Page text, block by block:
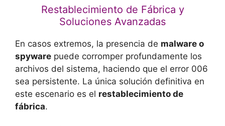
Restablecimiento de Fábrica y
Soluciones Avanzadas
En casos extremos, la presencia de malware o
spyware puede corromper profundamente los
archivos del sistema, haciendo que el error 006
sea persistente. La única solución definitiva en
este escenario es el restablecimiento de
fábrica.